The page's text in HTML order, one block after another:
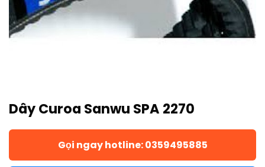
Dây Curoa Sanwu SPA 2270
Gọi ngay hotline: 0359495885